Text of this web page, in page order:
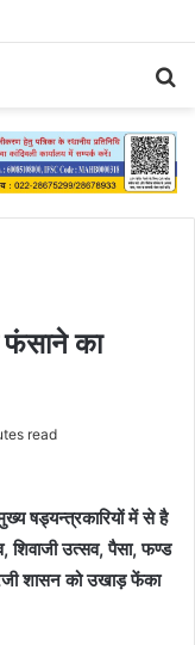
का
read
षड्यन्त्रकारियों में से है
उत्सव, पैसा, फण्ड
शासन को उखाड़ फेंका